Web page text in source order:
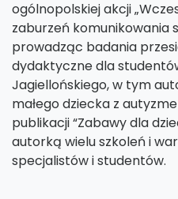
ogólnopolskiej akcji
zaburzeń komunikowania
prowadząc badania
dydaktyczne dla
Jagiellońskiego, w tym
małego dziecka z
publikacji “Zabawy dla
autorką wielu szkoleń i
specjalistów i studentów.